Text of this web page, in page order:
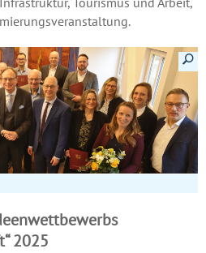
Details
2025